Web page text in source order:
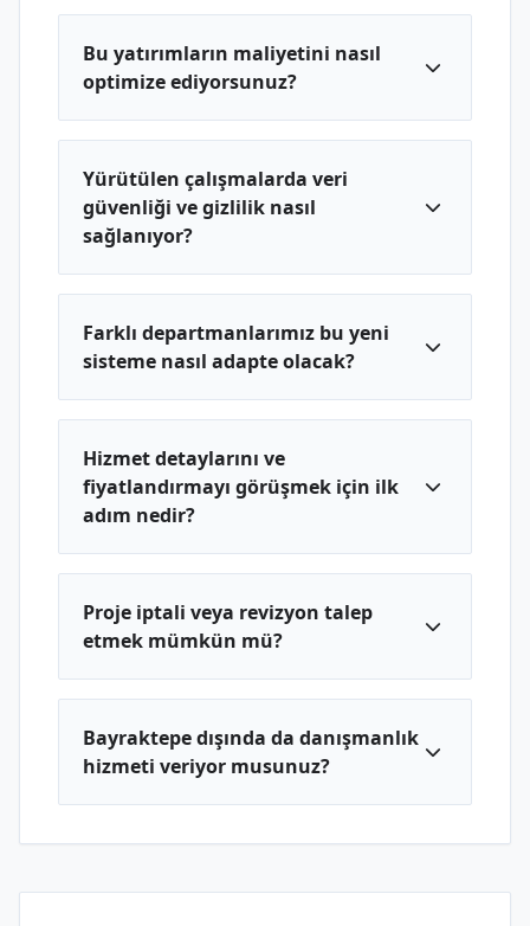
Bu yatırımların maliyetini nasıl
optimize ediyorsunuz?
Yürütülen çalışmalarda veri
güvenliği ve gizlilik nasıl
sağlanıyor?
Farklı departmanlarımız bu yeni
sisteme nasıl adapte olacak?
Hizmet detaylarını ve
fiyatlandırmayı görüşmek için ilk
adım nedir?
Proje iptali veya revizyon talep
etmek mümkün mü?
Bayraktepe dışında da danışmanlık
hizmeti veriyor musunuz?